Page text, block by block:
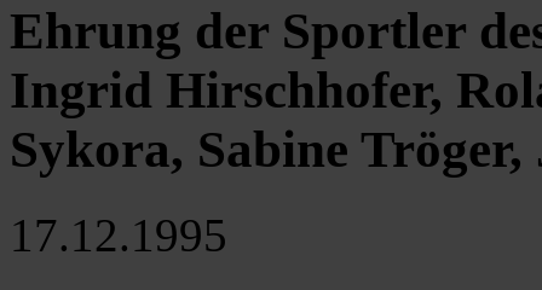
Ehrung der Sportler
Ingrid Hirschhofer,
Sykora, Sabine
17.12.1995